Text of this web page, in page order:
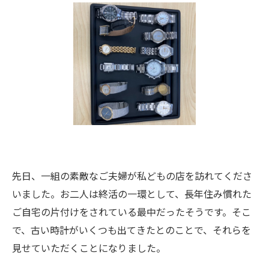
先日、一組の素敵なご夫婦が私どもの店を訪れてくださ
いました。お二人は終活の一環として、長年住み慣れた
ご自宅の片付けをされている最中だったそうです。そこ
で、古い時計がいくつも出てきたとのことで、それらを
見せていただくことになりました。